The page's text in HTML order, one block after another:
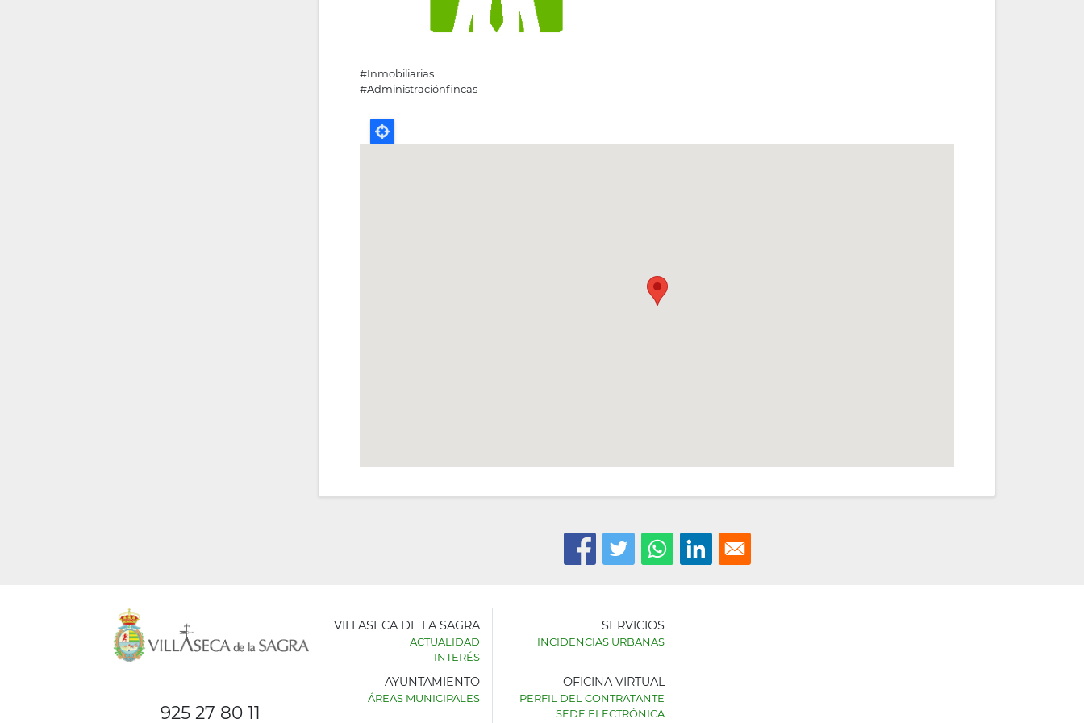
#Inmobiliarias
#Administraciónfincas
925 27 80 11
AYUNTAMIENTO
VILLASECA DE LA SAGRA
ACTUALIDAD
INTERÉS
SERVICIOS
INCIDENCIAS URBANAS
AYUNTAMIENTO
ÁREAS MUNICIPALES
OFICINA VIRTUAL
PERFIL DEL CONTRATANTE
SEDE ELECTRÓNICA